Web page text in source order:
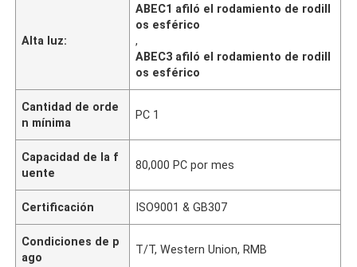
Alta luz:
ABEC1 afiló el rodamiento de rodill
os esférico
,
ABEC3 afiló el rodamiento de rodill
os esférico
Cantidad de orde
n mínima
PC 1
Capacidad de la f
uente
80,000 PC por mes
Certificación ISO9001 & GB307
Condiciones de p
ago
T/T, Western Union, RMB